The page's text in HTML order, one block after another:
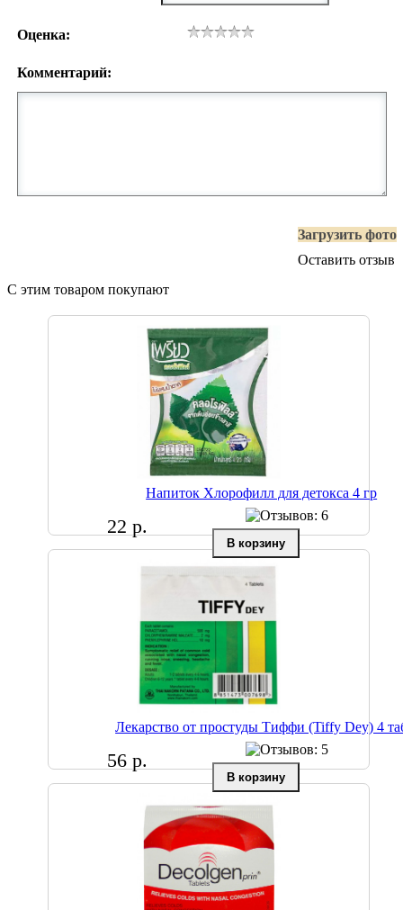
Оценка:
Комментарий:
Загрузить фото
Оставить отзыв
С этим товаром покупают
Напиток Хлорофилл для детокса 4 гр
22 р.
Лекарство от простуды Тиффи (Tiffy Dey) 4
56 р.